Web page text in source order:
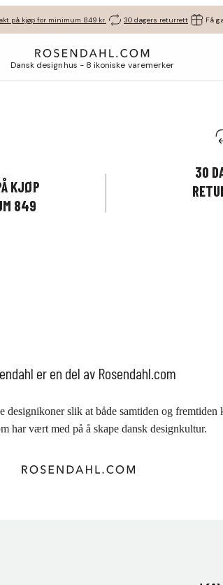
på kjøp for minimum 849 kr. 30 dagers returrett Få
Dansk designhus - 8 ikoniske varemerker
KJØP
849
30
er en del av Rosendahl.com
designikoner slik at både samtiden og fremtiden
har vært med på å skape dansk designkultur.